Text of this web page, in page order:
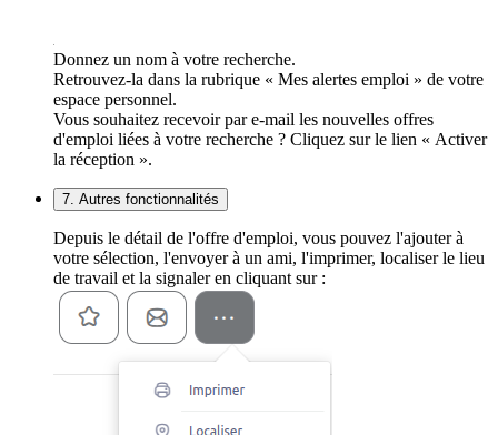
Donnez un nom à votre recherche.
Retrouvez-la dans la rubrique « Mes alertes emploi » de votre
espace personnel.
Vous souhaitez recevoir par e-mail les nouvelles offres
d'emploi liées à votre recherche ? Cliquez sur le lien « Activer
la réception ».
7. Autres fonctionnalités
Depuis le détail de l'offre d'emploi, vous pouvez l'ajouter à
votre sélection, l'envoyer à un ami, l'imprimer, localiser le lieu
de travail et la signaler en cliquant sur :